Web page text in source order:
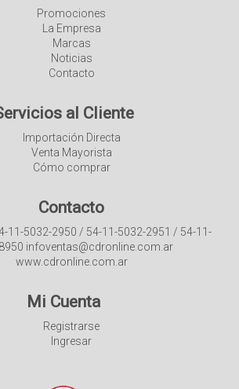
Promociones
La Empresa
Marcas
Noticias
Contacto
al Cliente
Importación Directa
Venta Mayorista
Cómo comprar
Contacto
11-5032-2950 / 54-11-5032-2951 / 54-11-
infoventas@cdronline.com.ar
www.cdronline.com.ar
Mi Cuenta
Registrarse
Ingresar